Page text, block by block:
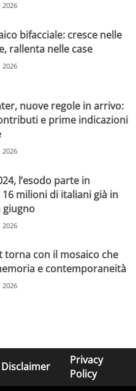
2026
bifacciale: cresce nelle
rallenta nelle case
2026
nuove regole in arrivo:
e prime indicazioni
2026
l’esodo parte in
milioni di italiani già in
giugno
2026
torna con il mosaico che
e contemporaneità
2026
Disclaimer
Privacy
Policy